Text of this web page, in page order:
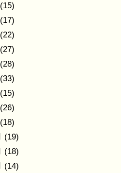
(15)
(17)
(22)
(27)
(28)
(33)
(15)
(26)
(18)
(19)
(18)
(14)